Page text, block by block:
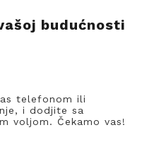
budućnosti
telefonom ili
i dodjite sa
voljom. Čekamo vas!